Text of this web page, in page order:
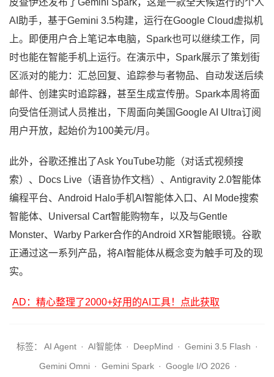
AI助手，基于Gemini 3.5构建，运行在Google Cloud虚拟机
上。即便用户合上笔记本电脑，Spark也可以继续工作，同
时也能在智能手机上运行。在演示中，Spark展示了策划街
区派对的能力：汇总回复、追踪参与者物品、自动发送后续
邮件、创建实时追踪器，甚至生成宣传册。Spark本周将面
向受信任测试人员推出，下周面向美国Google AI Ultra订阅
用户开放，起始价为100美元/月。
此外，谷歌还推出了Ask YouTube功能（对话式视频搜
索）、Docs Live（语音协作文档）、Antigravity 2.0智能体
编程平台、Android Halo手机AI智能体入口、AI Mode搜索
智能体、Universal Cart智能购物车，以及与Gentle
Monster、Warby Parker合作的Android XR智能眼镜。谷歌
正通过这一系列产品，将AI智能体从概念变为触手可及的现
实。
AD：精心整理了2000+好用的AI工具！点此获取
标签： AI Agent · AI智能体 · DeepMind · Gemini 3.5 Flash ·
Gemini Omni · Gemini Spark · Google I/O 2026 ·